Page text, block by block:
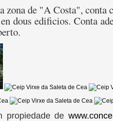
zona de "A Costa", conta
dous edificios. Conta
propiedade de